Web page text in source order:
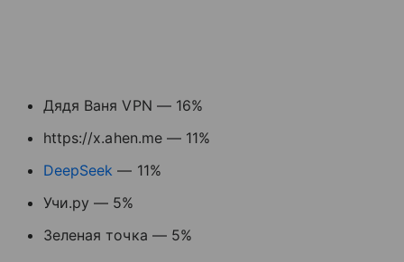
Дядя Ваня VPN — 16%
https://x.ahen.me — 11%
DeepSeek — 11%
Учи.ру — 5%
Зеленая точка — 5%